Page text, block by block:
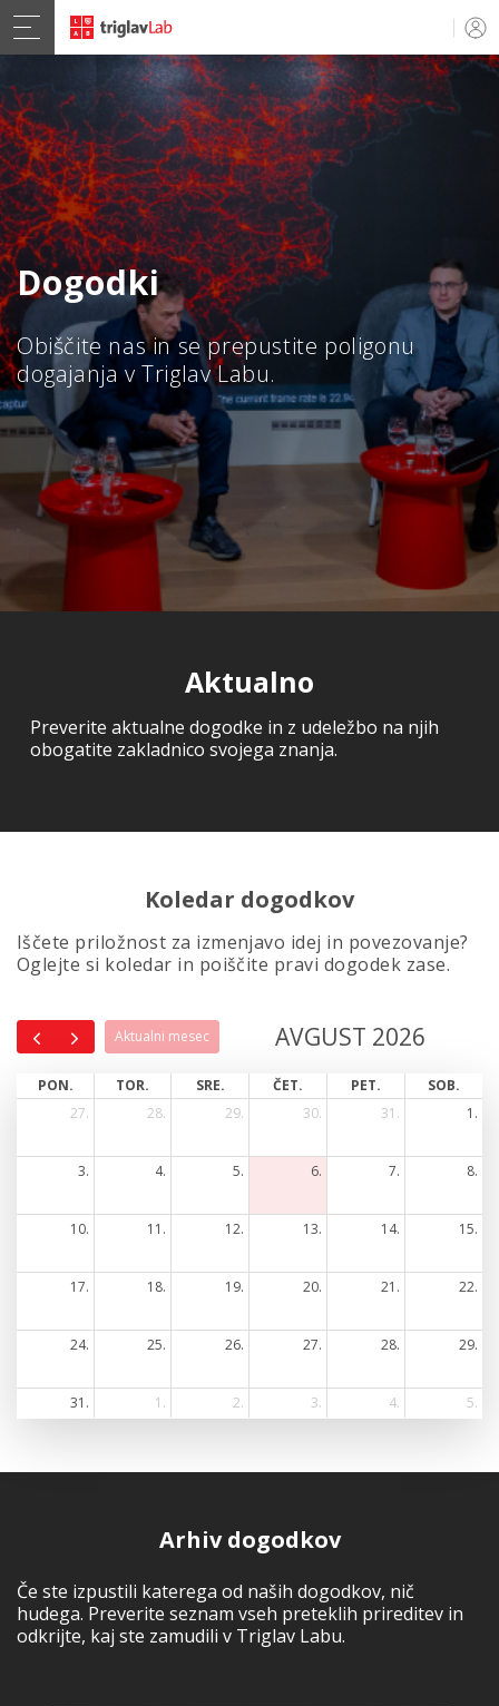
Dogodki
Obiščite nas in se prepustite poligonu
dogajanja v Triglav Labu.
Aktualno
Preverite aktualne dogodke in z udeležbo na njih
obogatite zakladnico svojega znanja.
Koledar dogodkov
Iščete priložnost za izmenjavo idej in povezovanje?
Oglejte si koledar in poiščite pravi dogodek zase.
Aktualni mesec AVGUST 2026
PON. TOR. SRE. ČET. PET.
SOB.
27.
28. 29. 30. 31. 1.
3. 4. 5. 6. 7. 8.
10. 11. 12. 13. 14. 15.
17. 18. 19. 20. 21. 22.
24. 25. 26. 27. 28. 29.
31. 1. 2. 3. 4. 5.
Arhiv dogodkov
Če ste izpustili katerega od naših dogodkov, nič
hudega. Preverite seznam vseh preteklih prireditev in
odkrijte, kaj ste zamudili v Triglav Labu.